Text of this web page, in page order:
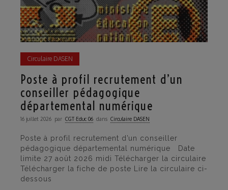
Circulaire DASEN
Poste à profil recrutement d’un
conseiller pédagogique
départemental numérique
16 juillet 2026 par CGT·Educ 06 dans Circulaire DASEN
Poste à profil recrutement d’un conseiller
pédagogique départemental numérique Date
limite 27 août 2026 midi Télécharger la circulaire
Télécharger la fiche de poste Lire la circulaire ci-
dessous